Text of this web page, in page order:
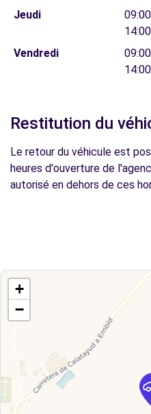
Jeudi
Vendredi
Restitution du
Le retour du véhicule est
heures d'ouverture de
autorisé en dehors de ces
+
−